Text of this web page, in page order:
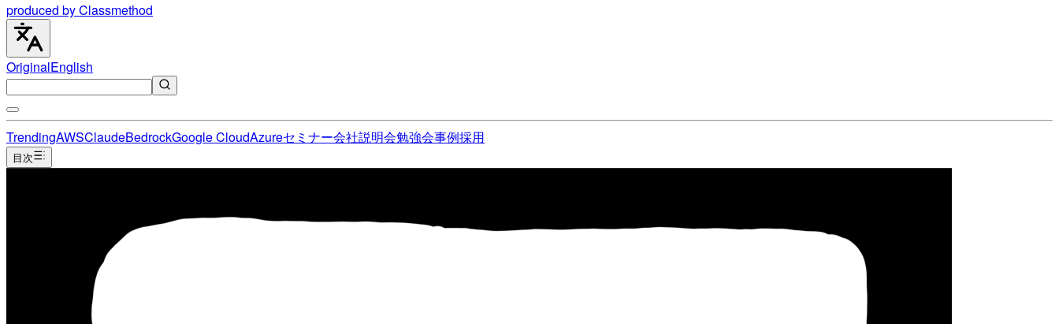
produced by Classmethod
OriginalEnglish
TrendingAWSClaudeBedrockGoogle CloudAzureセミナー会社説明会勉強会事例採用
目次